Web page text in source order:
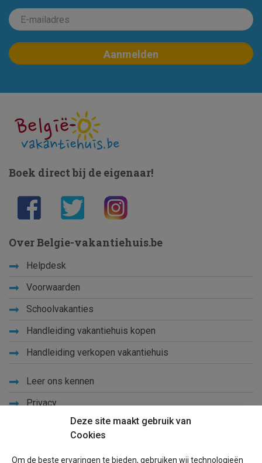
Deze site maakt gebruik van
Cookies
Om de beste ervaringen te bieden, gebruiken wij technologieën
Boek direct bij de eigenaar!
Over Belgie-vakantiehuis.be
Helpdesk
Voorwaarden
Schoolvakanties
Handleiding vakantiehuis kopen
Handleiding verkopen vakantiehuis
Leer ons kennen
Privacy